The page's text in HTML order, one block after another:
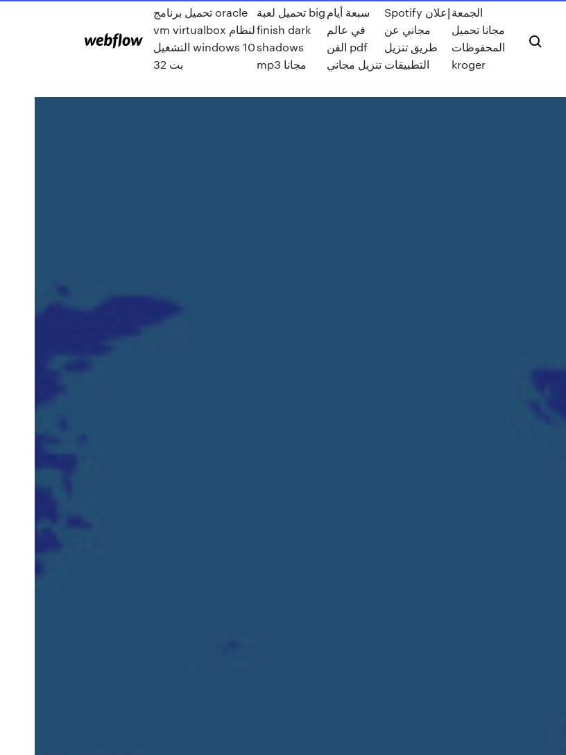
تحميل برنامج oracle
vm virtualbox لنظام
التشغيل windows 10
32 بت
تحميل لعبة big
finish dark
shadows
mp3 مجانا
سبعة أيام
في عالم
الفن pdf
تنزيل مجاني
Spotify إعلان
مجاني عن
طريق تنزيل
التطبيقات
الجمعة
مجانا تحميل
المحفوظات
kroger